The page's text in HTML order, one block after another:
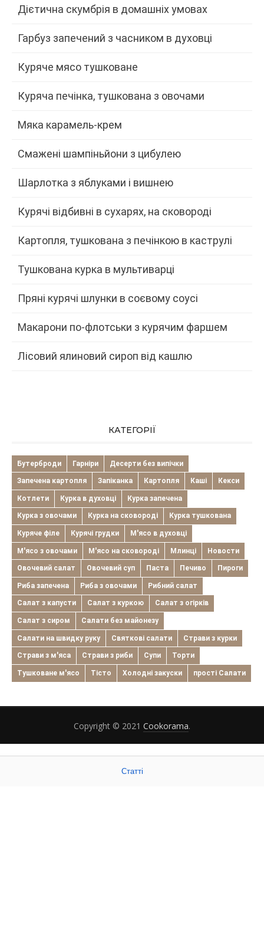
Дієтична скумбрія в домашніх умовах
Гарбуз запечений з часником в духовці
Куряче мясо тушковане
Куряча печінка, тушкована з овочами
Мяка карамель-крем
Смажені шампіньйони з цибулею
Шарлотка з яблуками і вишнею
Курячі відбивні в сухарях, на сковороді
Картопля, тушкована з печінкою в каструлі
Тушкована курка в мультиварці
Пряні курячі шлунки в соєвому соусі
Макарони по-флотськи з курячим фаршем
Лісовий ялиновий сироп від кашлю
КАТЕГОРІЇ
Бутерброди Гарніри Десерти без випічки
Запечена картопля Запіканка Картопля Каші Кекси
Котлети Курка в духовці Курка запечена
Курка з овочами Курка на сковороді Курка тушкована
Куряче філе Курячі грудки М'ясо в духовці
М'ясо з овочами М'ясо на сковороді Млинці Новости
Овочевий салат Овочевий суп Паста Печиво Пироги
Риба запечена Риба з овочами Рибний салат
Салат з капусти Салат з куркою Салат з огірків
Салат з сиром Салати без майонезу
Салати на швидку руку Святкові салати Страви з курки
Страви з м'яса Страви з риби Супи Торти
Тушковане м'ясо Тісто Холодні закуски прості Салати
Copyright © 2021 Cookorama.
Статті